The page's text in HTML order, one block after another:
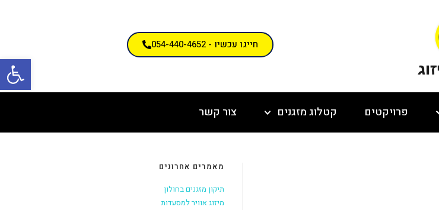
חייגו עכשיו - 054-440-4652
פרויקטים קטלוג מזגנים צור קשר
מאמרים אחרונים
תיקון מזגנים בחולון
מיזוג אוויר למסעדות